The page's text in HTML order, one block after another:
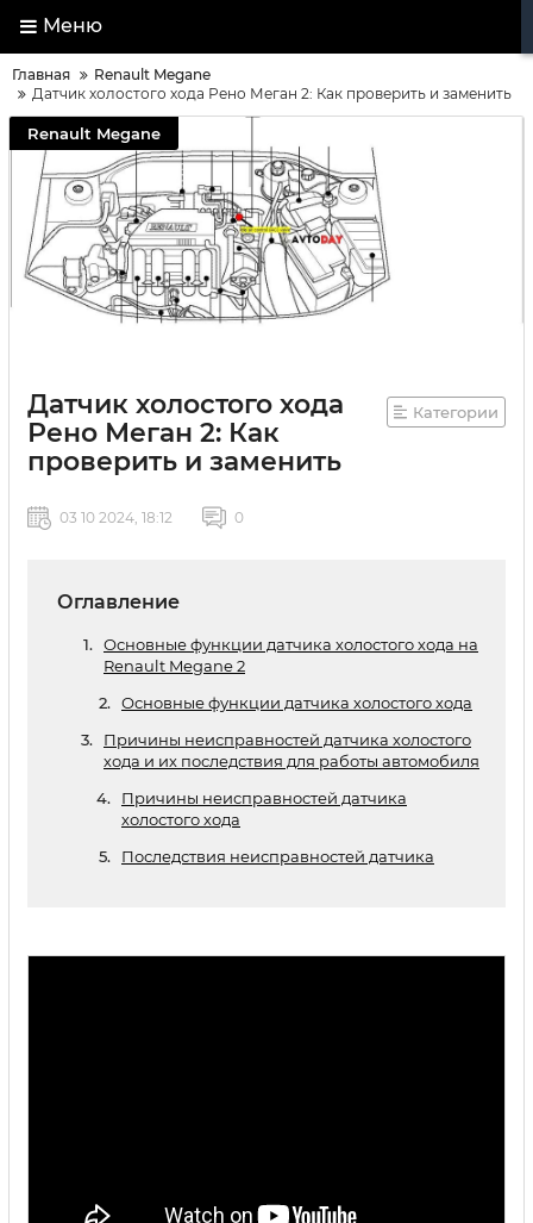
Меню
Главная
Renault Megane
Датчик холостого хода Рено Меган 2: Как проверить и заменить
Renault Megane
Датчик холостого хода
Рено Меган 2: Как
проверить и заменить
Категории
03 10 2024, 18:12 0
Оглавление
Основные функции датчика холостого хода на
Renault Megane 2
Основные функции датчика холостого хода
Причины неисправностей датчика холостого
хода и их последствия для работы автомобиля
Причины неисправностей датчика
холостого хода
Последствия неисправностей датчика